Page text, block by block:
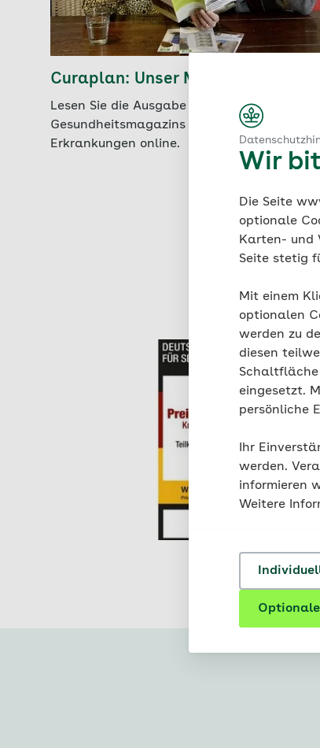
Wir
Die Seite
optionale
Karten- und
Seite stetig
Mit einem
optionalen
werden zu
diesen
Schaltfläche
eingesetzt.
persönliche
Ihr
werden.
informieren
Weitere
Curaplan: Unser Magazin online
Lesen Sie die Ausgabe 3/2026 des
Gesundheitsmagazins für chronische
Erkrankungen online.